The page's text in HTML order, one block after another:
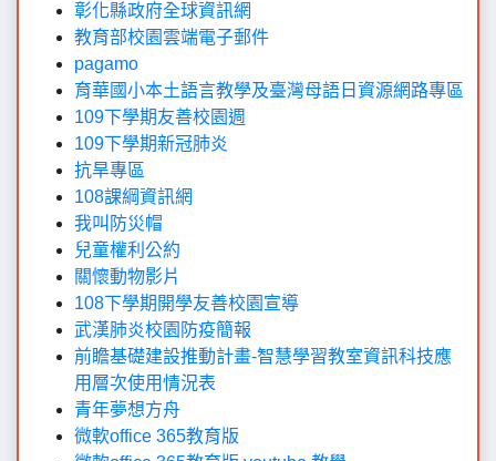
彰化縣政府全球資訊網
教育部校園雲端電子郵件
pagamo
育華國小本土語言教學及臺灣母語日資源網路專區
109下學期友善校園週
109下學期新冠肺炎
抗旱專區
108課綱資訊網
我叫防災帽
兒童權利公約
關懷動物影片
108下學期開學友善校園宣導
武漢肺炎校園防疫簡報
前瞻基礎建設推動計畫-智慧學習教室資訊科技應
用層次使用情況表
青年夢想方舟
微軟office 365教育版